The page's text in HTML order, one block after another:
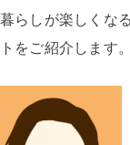
らしが楽しくな
をご紹介します。